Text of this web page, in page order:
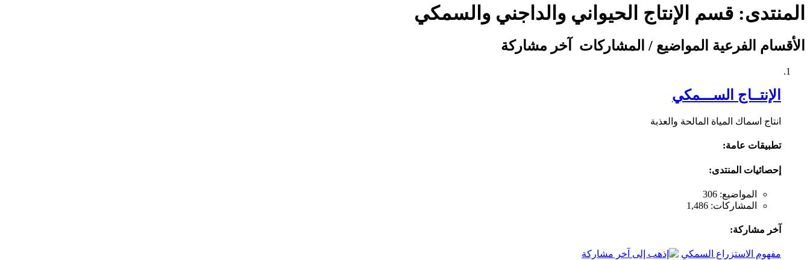
المنتدى: قسم الإنتاج الحيواني والداجني والسمكي
الأقسام الفرعية المواضيع / المشاركات آخر مشاركة
الإنتــاج الســـمكي
انتاج اسماك المياة المالحة والعذبة
تطبيقات عامة:
إحصائيات المنتدى:
المواضيع: 306
المشاركات: 1,486
آخر مشاركة:
مفهوم الاستزراع السمكي